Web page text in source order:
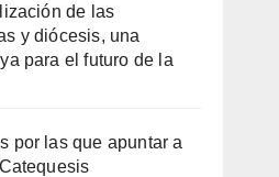
de las
y diócesis, una
para el futuro de la
por las que apuntar a